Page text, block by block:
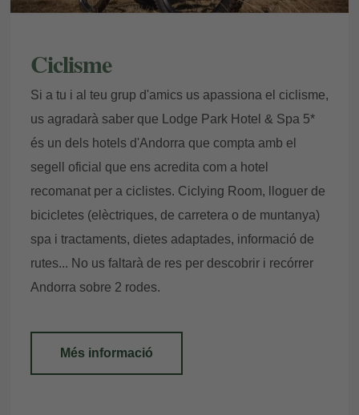
Ciclisme
Si a tu i al teu grup d'amics us apassiona el ciclisme,
us agradarà saber que Lodge Park Hotel & Spa 5*
és un dels hotels d'Andorra que compta amb el
segell oficial que ens acredita com a hotel
recomanat per a ciclistes. Ciclying Room, lloguer de
bicicletes (elèctriques, de carretera o de muntanya)
spa i tractaments, dietes adaptades, informació de
rutes... No us faltarà de res per descobrir i recórrer
Andorra sobre 2 rodes.
Més informació